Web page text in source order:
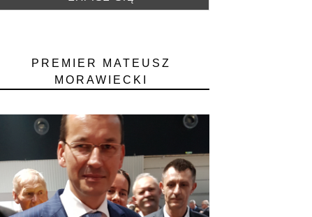
PREMIER MATEUSZ
MORAWIECKI